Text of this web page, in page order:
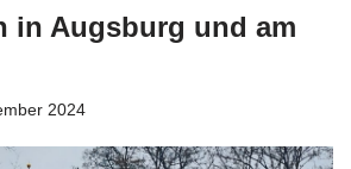
in Augsburg und am
2024